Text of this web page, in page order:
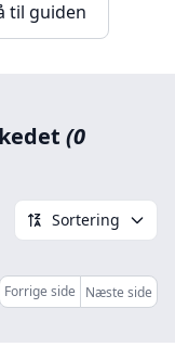
til guiden
(0
Sortering
Forrige side Næste side